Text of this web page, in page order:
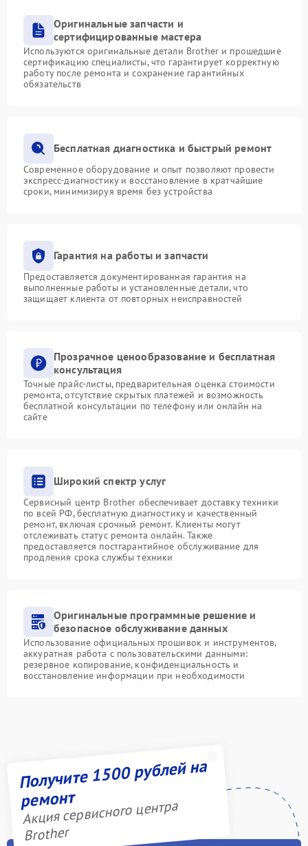
Оригинальные запчасти и
сертифицированные мастера
Используются оригинальные детали Brother и прошедшие
сертификацию специалисты, что гарантирует корректную
работу после ремонта и сохранение гарантийных
обязательств
Бесплатная диагностика и быстрый ремонт
Современное оборудование и опыт позволяют провести
экспресс-диагностику и восстановление в кратчайшие
сроки, минимизируя время без устройства
Гарантия на работы и запчасти
Предоставляется документированная гарантия на
выполненные работы и установленные детали, что
защищает клиента от повторных неисправностей
Прозрачное ценообразование и бесплатная
консультация
Точные прайс-листы, предварительная оценка стоимости
ремонта, отсутствие скрытых платежей и возможность
бесплатной консультации по телефону или онлайн на
сайте
Широкий спектр услуг
Сервисный центр Brother обеспечивает доставку техники
по всей РФ, бесплатную диагностику и качественный
ремонт, включая срочный ремонт. Клиенты могут
отслеживать статус ремонта онлайн. Также
предоставляется постгарантийное обслуживание для
продления срока службы техники
Оригинальные программные решение и
безопасное обслуживание данных
Использование официальных прошивок и инструментов,
аккуратная работа с пользовательскими данными:
резервное копирование, конфиденциальность и
восстановление информации при необходимости
Получите 1500 рублей на
ремонт
Акция сервисного центра
Brother